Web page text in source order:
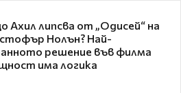
Ахил липсва от „Одисей“ на
Нолън? Най-
решение във филма
има логика